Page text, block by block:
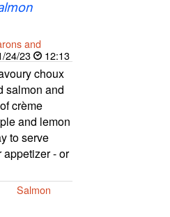
and
24/23 12:13
choux
salmon and
crème
and lemon
to serve
appetizer - or
Salmon